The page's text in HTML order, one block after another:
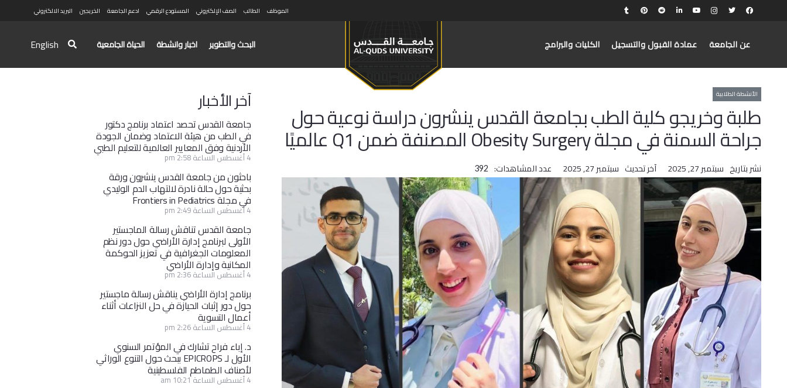
الموظف الطالب الصف الإلكتروني المستودع الرقمي ادعم الجامعة الخريجين البريد الالكتروني
عن الجامعة عمادة القبول والتسجيل الكليات والبرامج البحث والتطوير اخبار وانشطة الحياة الجامعية English
الأنشطة الطلابية
طلبة وخريجو كلية الطب بجامعة القدس ينشرون دراسة نوعية حول
جراحة السمنة في مجلة Obesity Surgery المصنفة ضمن Q1 عالميًا
نشر بتاريخ سبتمبر 27, 2025 آخر تحديث سبتمبر 27, 2025 عدد المشاهدات: 392
آخر الأخبار
جامعة القدس تحصد اعتماد برنامج دكتور
في الطب من هيئة الاعتماد وضمان الجودة
الأردنية وفق المعايير العالمية للتعليم الطبي
4 أغسطس الساعة 2:58 pm
باحثون من جامعة القدس ينشرون ورقة
بحثية حول حالة نادرة لالتهاب الدم الوليدي
في مجلة Frontiers in Pediatrics
4 أغسطس الساعة 2:49 pm
جامعة القدس تناقش رسالة الماجستير
الأولى لبرنامج إدارة الأراضي حول دور نظم
المعلومات الجغرافية في تعزيز الحوكمة
المكانية وإدارة الأراضي
4 أغسطس الساعة 2:36 pm
برنامج إدارة الأراضي يناقش رسالة ماجستير
حول دور إثبات الحيازة في حل النزاعات أثناء
أعمال التسوية
4 أغسطس الساعة 2:26 pm
د. إباء فراح تشارك في المؤتمر السنوي
الأول لـ EPICROPS ببحث حول التنوع الوراثي
لأصناف الطماطم الفلسطينية
4 أغسطس الساعة 10:21 am